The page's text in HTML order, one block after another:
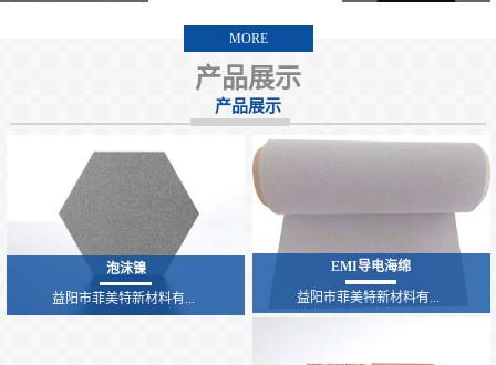
MORE
产品展示
产品展示
泡沫镍
益阳市菲美特新材料有...
EMI导电海绵
益阳市菲美特新材料有...